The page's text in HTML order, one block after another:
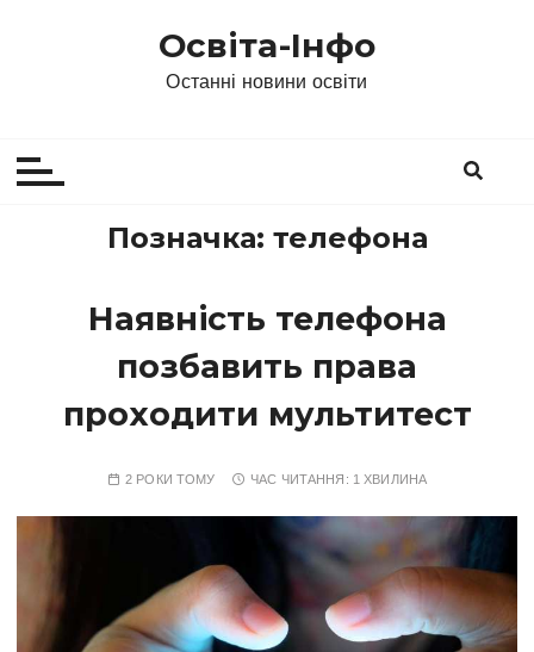
Освіта-Інфо
Останні новини освіти
Позначка: телефона
Наявність телефона
позбавить права
проходити мультитест
2 РОКИ ТОМУ ЧАС ЧИТАННЯ: 1 ХВИЛИНА